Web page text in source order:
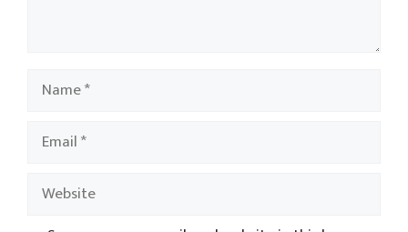
Name
Email
Website